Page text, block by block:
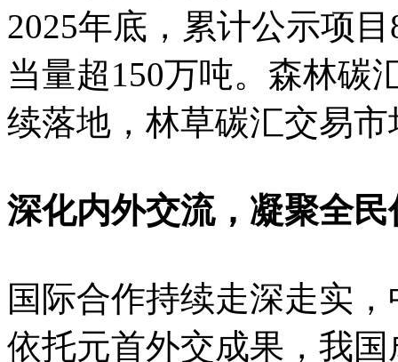
2025年底，累计公示项
当量超150万吨。森林碳
续落地，林草碳汇交易
深化内外交流，凝聚全
国际合作持续走深走实
依托元首外交成果，我